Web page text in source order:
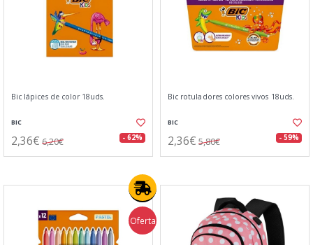
Bic lápices de color 18uds.
BIC
2,36€ 6,20€ - 62%
Bic rotuladores colores vivos 18uds.
BIC
2,36€ 5,80€ - 59%
Oferta